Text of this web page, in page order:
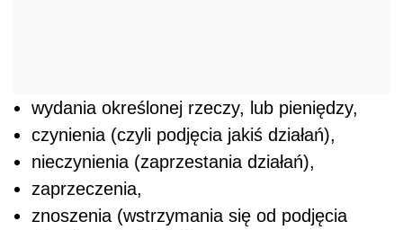
wydania określonej rzeczy, lub pieniędzy,
czynienia (czyli podjęcia jakiś działań),
nieczynienia (zaprzestania działań),
zaprzeczenia,
znoszenia (wstrzymania się od podjęcia